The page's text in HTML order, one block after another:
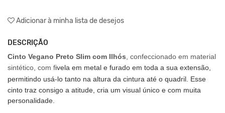
Adicionar à minha lista de desejos
DESCRIÇÃO
Cinto Vegano Preto Slim com Ilhós , confeccionado em material
sintético, com fivela em metal e furado em toda a sua extensão,
permitindo usá-lo tanto na altura da cintura até o quadril. Esse
cinto traz consigo a atitude, cria um visual único e com muita
personalidade.